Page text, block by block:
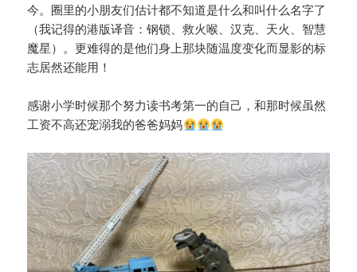
今。圈里的小朋友们估计都不知道是什么和叫什么名字了
（我记得的港版译音：钢锁、救火喉、汉克、天火、智慧
魔星）。更难得的是他们身上那块随温度变化而显影的标
志居然还能用！
感谢小学时候那个努力读书考第一的自己，和那时候虽然
工资不高还宠溺我的爸爸妈妈